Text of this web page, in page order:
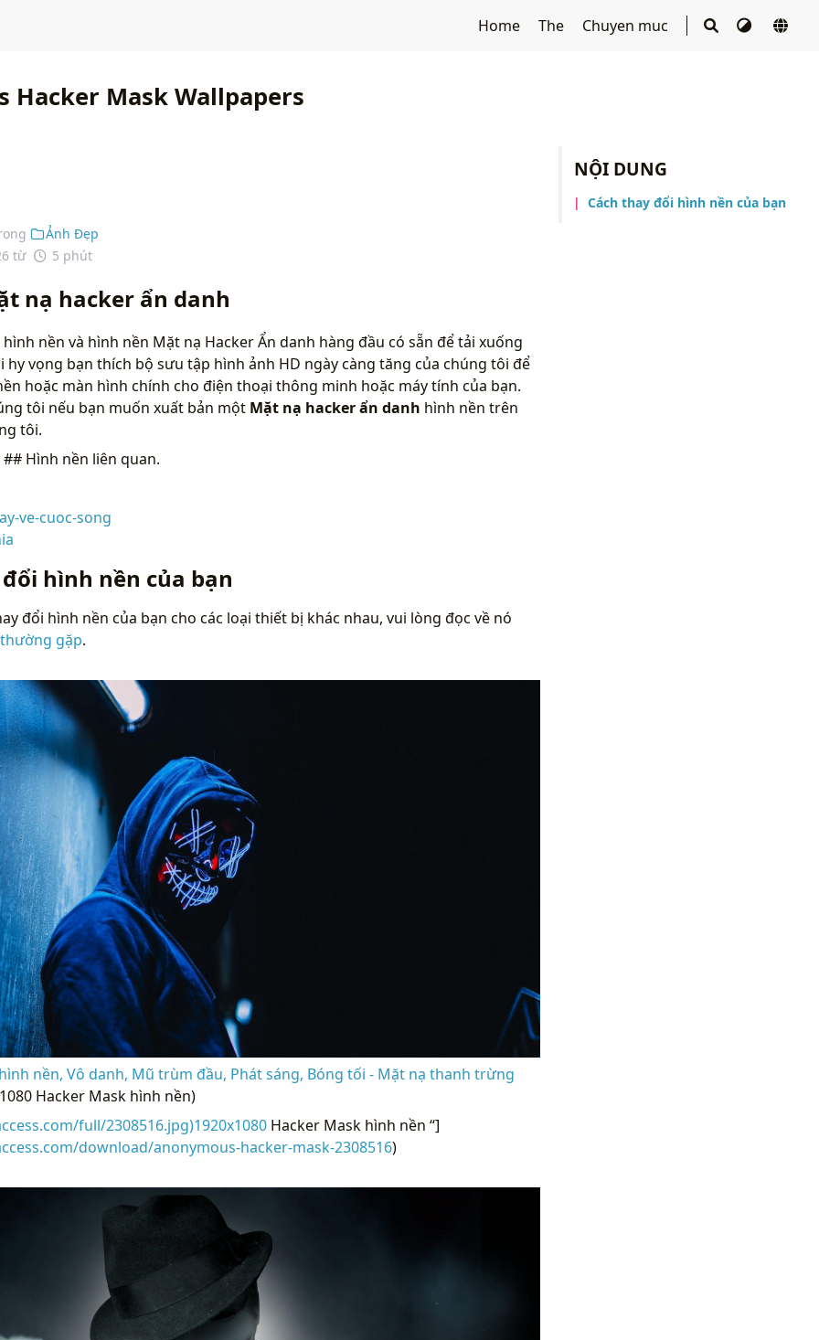
Home The Chuyen muc
NỘI DUNG
Cách thay đổi hình nền của bạn
Hacker Mask Wallpapers
Ảnh Đẹp
từ
5 phút
nạ hacker ẩn danh
nền và hình nền Mặt nạ Hacker Ẩn danh hàng đầu có sẵn để tải xuống
hy vọng bạn thích bộ sưu tập hình ảnh HD ngày càng tăng của chúng tôi để
hoặc màn hình chính cho điện thoại thông minh hoặc máy tính của bạn.
tôi nếu bạn muốn xuất bản một Mặt nạ hacker ẩn danh hình nền trên
tôi.
## Hình nền liên quan.
ve-cuoc-song
hình nền của bạn
đổi hình nền của bạn cho các loại thiết bị khác nhau, vui lòng đọc về nó
gặp.
nền, Vô danh, Mũ trùm đầu, Phát sáng, Bóng tối - Mặt nạ thanh trừng
Hacker Mask hình nền)
full/2308516.jpg)1920x1080Hacker Mask hình nền “]
download/anonymous-hacker-mask-2308516)